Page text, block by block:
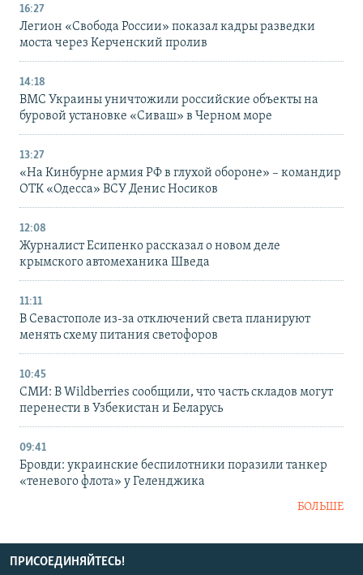
16:27
Легион «Свобода России» показал кадры разведки
моста через Керченский пролив
14:18
ВМС Украины уничтожили российские объекты на
буровой установке «Сиваш» в Черном море
13:27
«На Кинбурне армия РФ в глухой обороне» – командир
ОТК «Одесса» ВСУ Денис Носиков
12:08
Журналист Есипенко рассказал о новом деле
крымского автомеханика Шведа
11:11
В Севастополе из-за отключений света планируют
менять схему питания светофоров
10:45
СМИ: В Wildberries сообщили, что часть складов могут
перенести в Узбекистан и Беларусь
09:41
Бровди: украинские беспилотники поразили танкер
«теневого флота» у Геленджика
БОЛЬШЕ
ПРИСОЕДИНЯЙТЕСЬ!